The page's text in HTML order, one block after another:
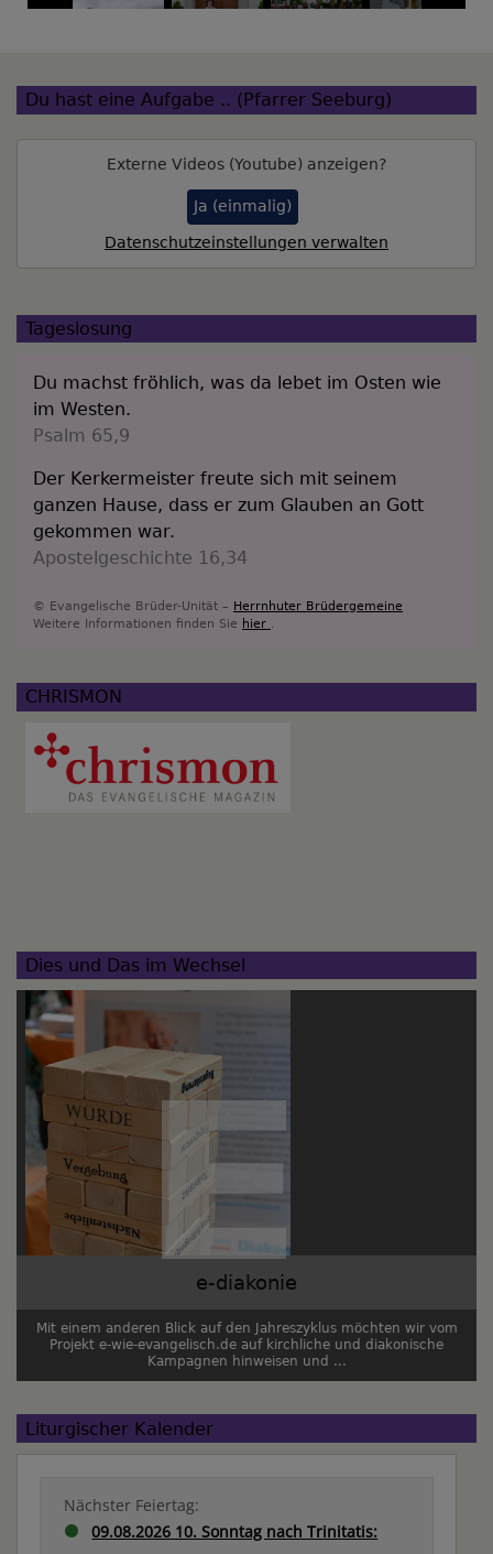
Du hast eine Aufgabe .. (Pfarrer Seeburg)
Externe Videos (Youtube) anzeigen?
Ja (einmalig)
Datenschutzeinstellungen verwalten
Tageslosung
Du machst fröhlich, was da lebet im Osten wie
im Westen.
Psalm 65,9
Der Kerkermeister freute sich mit seinem
ganzen Hause, dass er zum Glauben an Gott
gekommen war.
Apostelgeschichte 16,34
© Evangelische Brüder-Unität – Herrnhuter Brüdergemeine
Weitere Informationen finden Sie hier .
CHRISMON
Dies und Das im Wechsel
e-diakonie
Mit einem anderen Blick auf den Jahreszyklus möchten wir vom
Projekt e-wie-evangelisch.de auf kirchliche und diakonische
Kampagnen hinweisen und ...
Liturgischer Kalender
Nächster Feiertag:
09.08.2026 10. Sonntag nach Trinitatis: